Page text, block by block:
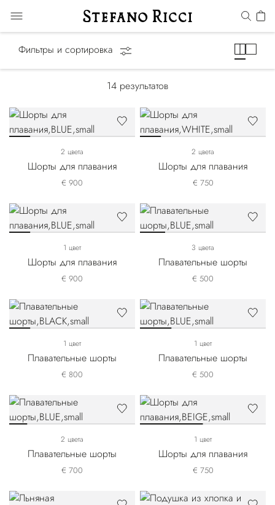
Фильтры и сортировка
14 результатов
2 цвета
Шорты для плавания
€ 900
2 цвета
Шорты для плавания
€ 750
1 цвет
Шорты для плавания
€ 900
3 цвета
Плавательные шорты
€ 500
1 цвет
Плавательные шорты
€ 800
1 цвет
Плавательные шорты
€ 500
2 цвета
Плавательные шорты
€ 700
1 цвет
Шорты для плавания
€ 750